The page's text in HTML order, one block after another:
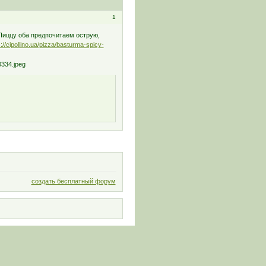
1
оба предпочитаем острую,
cipollino.ua/pizza/basturma-spicy-
создать бесплатный форум